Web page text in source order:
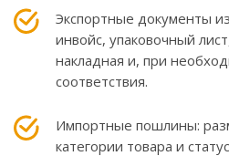
Экспортные документы
инвойс, упаковочный
накладная и, при
соответствия.
Импортные пошлины:
категории товара и